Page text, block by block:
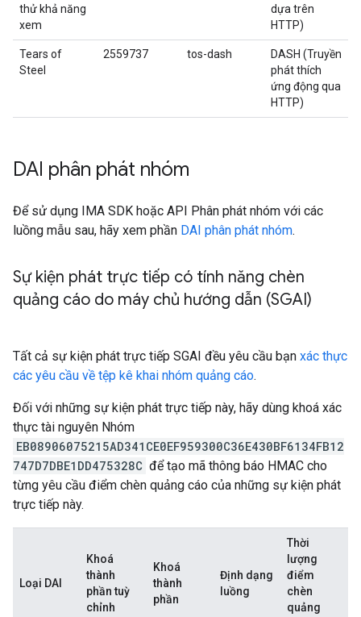
thử khả năng
xem
dựa trên
HTTP)
Tears of
Steel
2559737 tos-dash
DASH (Truyền
phát thích
ứng động qua
HTTP)
DAI phân phát nhóm
Để sử dụng IMA SDK hoặc API Phân phát nhóm với các
luồng mẫu sau, hãy xem phần DAI phân phát nhóm.
Sự kiện phát trực tiếp có tính năng chèn
quảng cáo do máy chủ hướng dẫn (SGAI)
Tất cả sự kiện phát trực tiếp SGAI đều yêu cầu bạn xác thực
các yêu cầu về tệp kê khai nhóm quảng cáo.
Đối với những sự kiện phát trực tiếp này, hãy dùng khoá xác
thực tài nguyên Nhóm
EB08906075215AD341CE0EF959300C36E430BF6134FB12
747D7DBE1DD475328C để tạo mã thông báo HMAC cho
từng yêu cầu điểm chèn quảng cáo của những sự kiện phát
trực tiếp này.
Loại DAI
Khoá
thành
phần tuỳ
chỉnh
Khoá
thành
phần
Định dạng
luồng
Thời
lượng
điểm
chèn
quảng